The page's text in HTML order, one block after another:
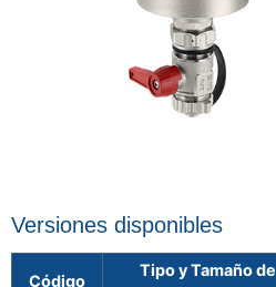
Versiones disponibles
Código
Tipo y Tamaño de